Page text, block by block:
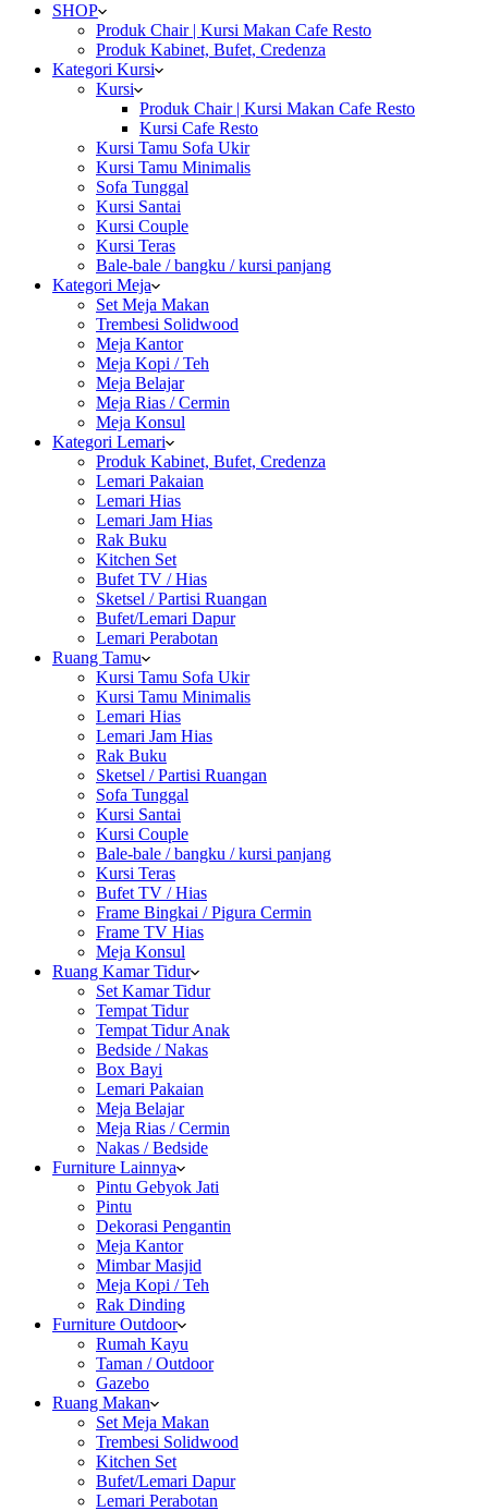
SHOP
Produk Chair | Kursi Makan Cafe Resto
Produk Kabinet, Bufet, Credenza
Kategori Kursi
Kursi
Produk Chair | Kursi Makan Cafe Resto
Kursi Cafe Resto
Kursi Tamu Sofa Ukir
Kursi Tamu Minimalis
Sofa Tunggal
Kursi Santai
Kursi Couple
Kursi Teras
Bale-bale / bangku / kursi panjang
Kategori Meja
Set Meja Makan
Trembesi Solidwood
Meja Kantor
Meja Kopi / Teh
Meja Belajar
Meja Rias / Cermin
Meja Konsul
Kategori Lemari
Produk Kabinet, Bufet, Credenza
Lemari Pakaian
Lemari Hias
Lemari Jam Hias
Rak Buku
Kitchen Set
Bufet TV / Hias
Sketsel / Partisi Ruangan
Bufet/Lemari Dapur
Lemari Perabotan
Ruang Tamu
Kursi Tamu Sofa Ukir
Kursi Tamu Minimalis
Lemari Hias
Lemari Jam Hias
Rak Buku
Sketsel / Partisi Ruangan
Sofa Tunggal
Kursi Santai
Kursi Couple
Bale-bale / bangku / kursi panjang
Kursi Teras
Bufet TV / Hias
Frame Bingkai / Pigura Cermin
Frame TV Hias
Meja Konsul
Ruang Kamar Tidur
Set Kamar Tidur
Tempat Tidur
Tempat Tidur Anak
Bedside / Nakas
Box Bayi
Lemari Pakaian
Meja Belajar
Meja Rias / Cermin
Nakas / Bedside
Furniture Lainnya
Pintu Gebyok Jati
Pintu
Dekorasi Pengantin
Meja Kantor
Mimbar Masjid
Meja Kopi / Teh
Rak Dinding
Furniture Outdoor
Rumah Kayu
Taman / Outdoor
Gazebo
Ruang Makan
Set Meja Makan
Trembesi Solidwood
Kitchen Set
Bufet/Lemari Dapur
Lemari Perabotan